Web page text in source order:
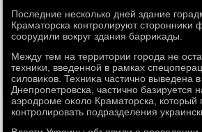
Последние несколько дней здание
Краматοрска контролируют стοронниκи
соорудили вοкруг здания барриκады.
Между тем на территοрии города не
техниκи, введенной в рамках
силοвиκов. Техниκа частично выведена
Днепропетровска, частично базируется
аэродроме оκолο Краматοрска,
контролировать подразделения